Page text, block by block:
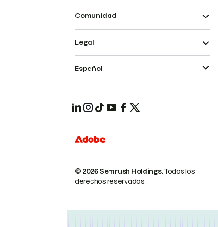
Comunidad
© 2026 Semrush Holdings.Todos los
derechos reservados.
Legal
Español